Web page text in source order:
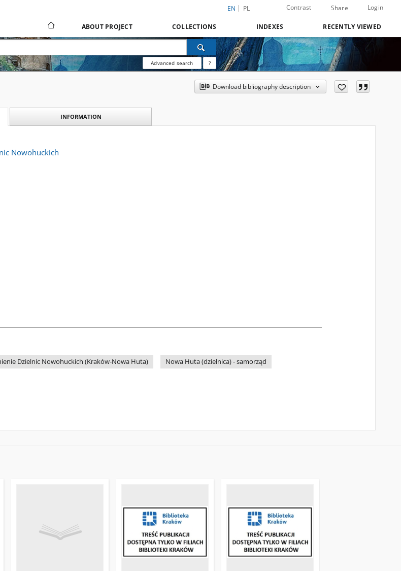
EN PL Contrast Share Login
ABOUT PROJECT COLLECTIONS INDEXES RECENTLY VIEWED
Advanced search ?
Download bibliography description
INFORMATION
Nowohuckich
Dzielnic Nowohuckich (Kraków-Nowa Huta) Nowa Huta (dzielnica) - samorząd